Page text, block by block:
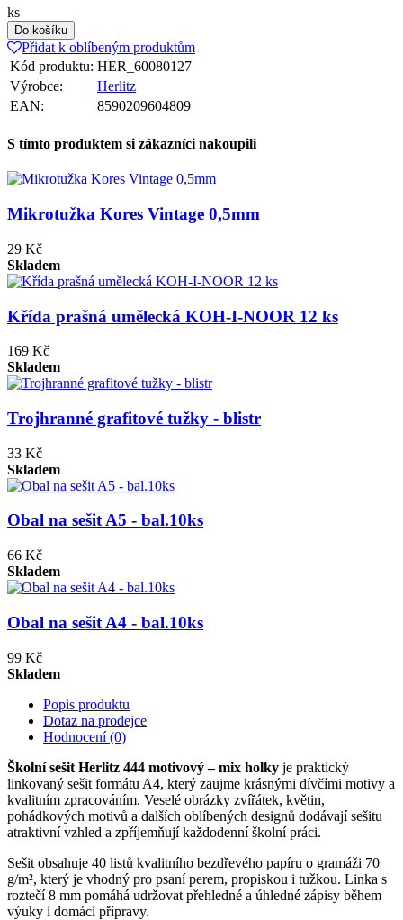
ks
Do košíku
Přidat k oblíbeným produktům
Kód produktu: HER_60080127
Výrobce:
Herlitz
EAN:
8590209604809
S tímto produktem si zákazníci nakoupili
Mikrotužka Kores Vintage 0,5mm
29 Kč
Skladem
Křída prašná umělecká KOH-I-NOOR 12 ks
169 Kč
Skladem
Trojhranné grafitové tužky - blistr
33 Kč
Skladem
Obal na sešit A5 - bal.10ks
66 Kč
Skladem
Obal na sešit A4 - bal.10ks
99 Kč
Skladem
Popis produktu
Dotaz na prodejce
Hodnocení (0)
Školní sešit Herlitz 444 motivový – mix holky je praktický
linkovaný sešit formátu A4, který zaujme krásnými dívčími motivy a
kvalitním zpracováním. Veselé obrázky zvířátek, květin,
pohádkových motivů a dalších oblíbených designů dodávají sešitu
atraktivní vzhled a zpříjemňují každodenní školní práci.
Sešit obsahuje 40 listů kvalitního bezdřevého papíru o gramáži 70
g/m², který je vhodný pro psaní perem, propiskou i tužkou. Linka s
roztečí 8 mm pomáhá udržovat přehledné a úhledné zápisy během
výuky i domácí přípravy.